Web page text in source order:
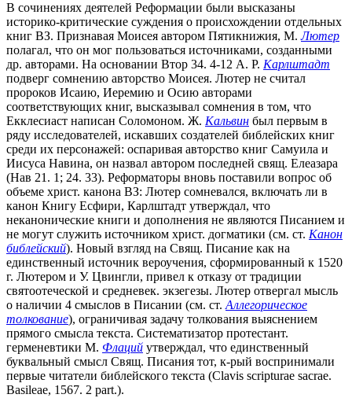
В сочинениях деятелей Реформации были высказаны
историко-критические суждения о происхождении отдельных
книг ВЗ. Признавая Моисея автором Пятикнижия, М.Лютер
полагал, что он мог пользоваться источниками, созданными
др. авторами. На основании Втор 34. 4-12 А. Р. Карлштадт
подверг сомнению авторство Моисея. Лютер не считал
пророков Исаию, Иеремию и Осию авторами
соответствующих книг, высказывал сомнения в том, что
Екклесиаст написан Соломоном. Ж. Кальвин был первым в
ряду исследователей, искавших создателей библейских книг
среди их персонажей: оспаривая авторство книг Самуила и
Иисуса Навина, он назвал автором последней свящ. Елеазара
(Нав 21. 1; 24. 33). Реформаторы вновь поставили вопрос об
объеме христ. канона ВЗ: Лютер сомневался, включать ли в
канон Книгу Есфири, Карлштадт утверждал, что
неканонические книги и дополнения не являются Писанием и
не могут служить источником христ. догматики (см. ст. Канон
библейский). Новый взгляд на Свящ. Писание как на
единственный источник вероучения, сформированный к 1520
г. Лютером и У. Цвингли, привел к отказу от традиции
святоотеческой и средневек. экзегезы. Лютер отвергал мысль
о наличии 4 смыслов в Писании (см. ст. Аллегорическое
толкование), ограничивая задачу толкования выяснением
прямого смысла текста. Систематизатор протестант.
герменевтики М. Флаций утверждал, что единственный
буквальный смысл Свящ. Писания тот, к-рый воспринимали
первые читатели библейского текста (Clavis scripturae sacrae.
Basileae, 1567. 2 part.).